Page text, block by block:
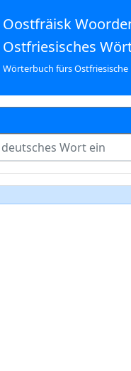
Oostfräisk
Ostfriesisches
Wörterbuch fürs Ostfriesische